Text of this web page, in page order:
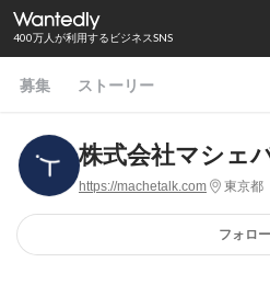
400万人が利用するビジネスSNS
募集 ストーリー
株式会社マシェ
https://machetalk.com 東京都
フォロー